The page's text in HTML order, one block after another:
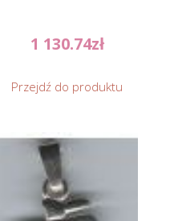
1 130.74zł
Przejdź do produktu